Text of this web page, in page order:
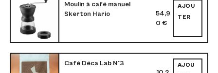
Moulin à café manuel
Skerton Hario
54,9
0€
AJOU
TER
Café Déca Lab N°3
AJOU